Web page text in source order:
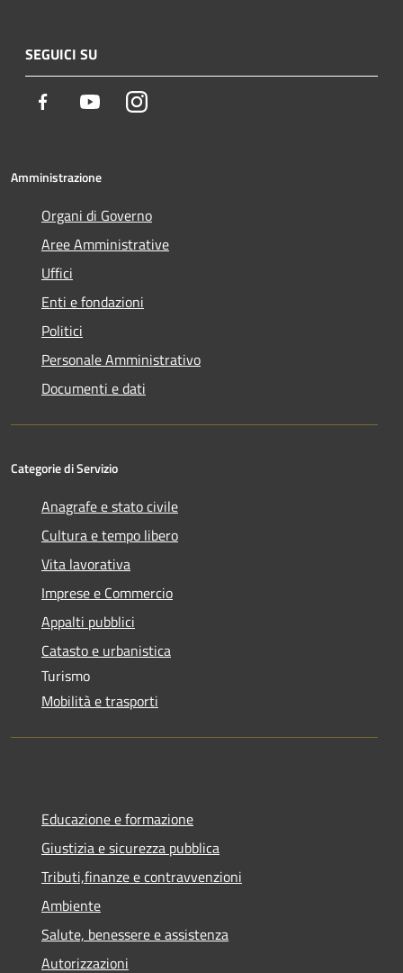
SEGUICI SU
Facebook YoutubeInstagram
Amministrazione
Organi di Governo
Aree Amministrative
Uffici
Enti e fondazioni
Politici
Personale Amministrativo
Documenti e dati
Categorie di Servizio
Anagrafe e stato civile
Cultura e tempo libero
Vita lavorativa
Imprese e Commercio
Appalti pubblici
Catasto e urbanistica
Turismo
Mobilità e trasporti
Educazione e formazione
Giustizia e sicurezza pubblica
Tributi,finanze e contravvenzioni
Ambiente
Salute, benessere e assistenza
Autorizzazioni